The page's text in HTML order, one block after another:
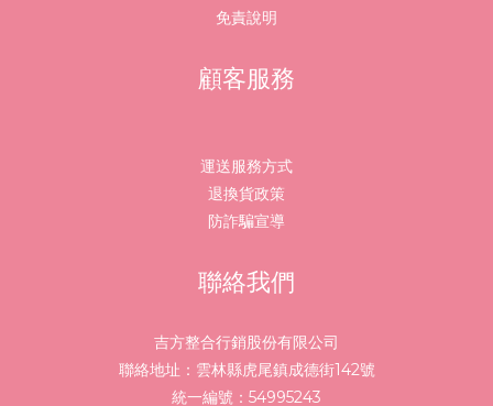
免責說明
顧客服務
運送服務方式
退換貨政策
防詐騙宣導
聯絡我們
吉方整合行銷股份有限公司
聯絡地址：雲林縣虎尾鎮成德街142號
統一編號：54995243